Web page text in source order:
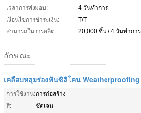
เวลาการส่งมอบ:
4 วันทำการ
เงื่อนไขการชำระเงิน:
T/T
สามารถในการผลิต:
20,000 ชิ้น / 4 วันทำการ
ลักษณะ
เคลือบหลุมร่องฟันซิลิโคน Weatherproofing
การใช้งาน: การก่อสร้าง
สี:
ชัดเจน